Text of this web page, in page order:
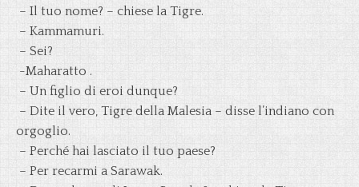
– Il tuo nome? – chiese la Tigre.
– Kammamuri.
– Sei?
-Maharatto .
– Un figlio di eroi dunque?
– Dite il vero, Tigre della Malesia – disse l’indiano con
orgoglio.
– Perché hai lasciato il tuo paese?
– Per recarmi a Sarawak.